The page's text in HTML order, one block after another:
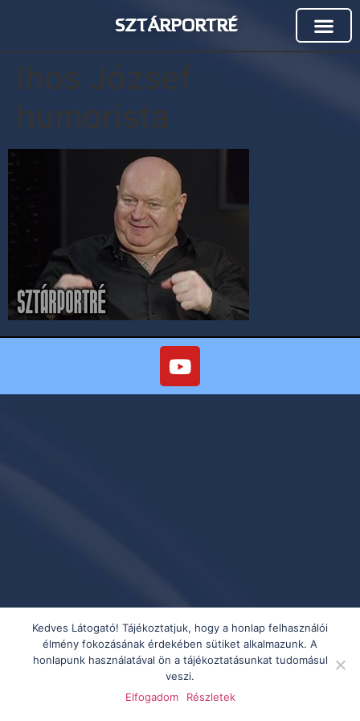
SZTÁRPORTRÉ
Ihos József
humorista
Kedves Látogató! Tájékoztatjuk, hogy a honlap felhasználói
élmény fokozásának érdekében sütiket alkalmazunk. A
honlapunk használatával ön a tájékoztatásunkat tudomásul
veszi.
Elfogadom
Részletek